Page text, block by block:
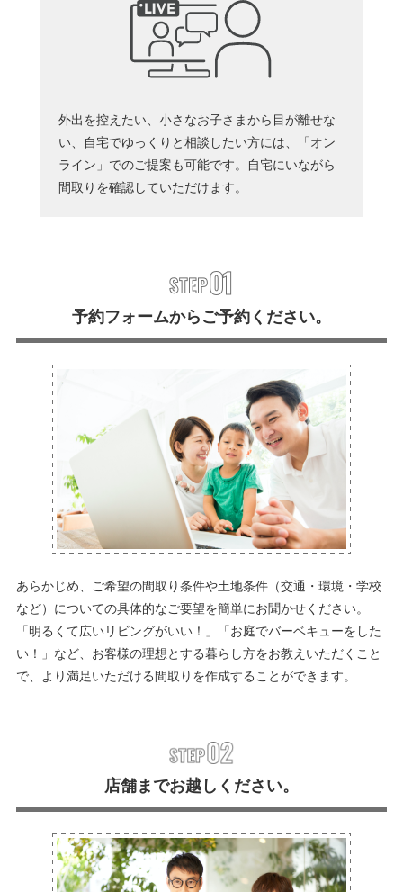
外出を控えたい、小さなお子さまから目が離せな
い、自宅でゆっくりと相談したい方には、「オン
ライン」でのご提案も可能です。自宅にいながら
間取りを確認していただけます。
予約フォームからご予約ください。
あらかじめ、ご希望の間取り条件や土地条件（交通・環境・学校
など）についての具体的なご要望を簡単にお聞かせください。
「明るくて広いリビングがいい！」「お庭でバーベキューをした
い！」など、お客様の理想とする暮らし方をお教えいただくこと
で、より満足いただける間取りを作成することができます。
店舗までお越しください。